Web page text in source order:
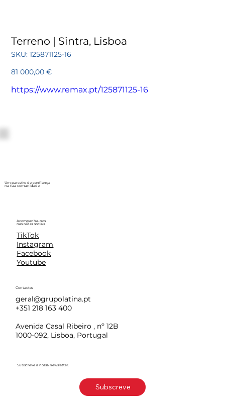
Terreno | Sintra, Lisboa
SKU: SKU
125871125-
125871125-16
Preço
81 000,00 €
https://www.remax.pt/125871125-16
Um parceiro de confiança
na tua comunidade.
Acompanha-nos
nas redes sociais
TikTok
Instagram
Facebook
Youtube
Contactos
geral@grupolatina.pt
+351 218 163 400
Avenida Casal Ribeiro , nº 12B
1000-092, Lisboa, Portugal
Subscreve a nossa newsletter.
Subscreve